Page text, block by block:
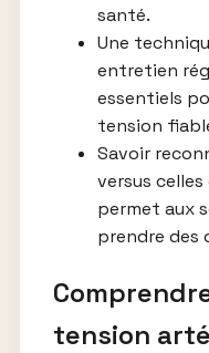
santé.
Une
entretien
essentiels
tension
Savoir
versus
permet aux
prendre des
tension